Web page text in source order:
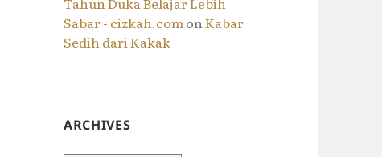
Sabar - cizkah.comonKabar
Sedih dari Kakak
ARCHIVES